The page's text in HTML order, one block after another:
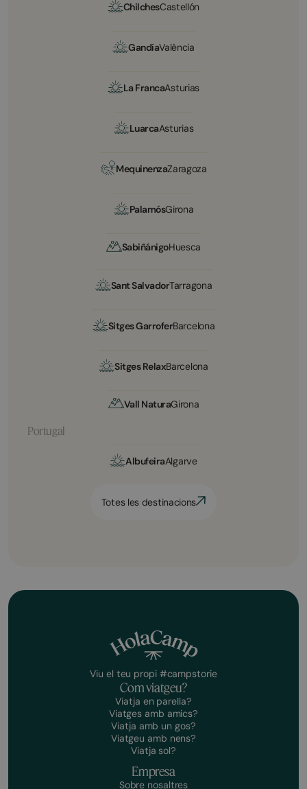
ChilchesCastellón
GandíaValència
La FrancaAsturias
LuarcaAsturias
MequinenzaZaragoza
PalamósGirona
SabiñánigoHuesca
Sant SalvadorTarragona
Sitges GarroferBarcelona
Sitges RelaxBarcelona
Vall NaturaGirona
Portugal
AlbufeiraAlgarve
Totes les destinacions
Viu el teu propi #campstorie
Com viatgeu?
Viatja en parella?
Viatges amb amics?
Viatja amb un gos?
Viatgeu amb nens?
Viatja sol?
Empresa
Sobre nosaltres